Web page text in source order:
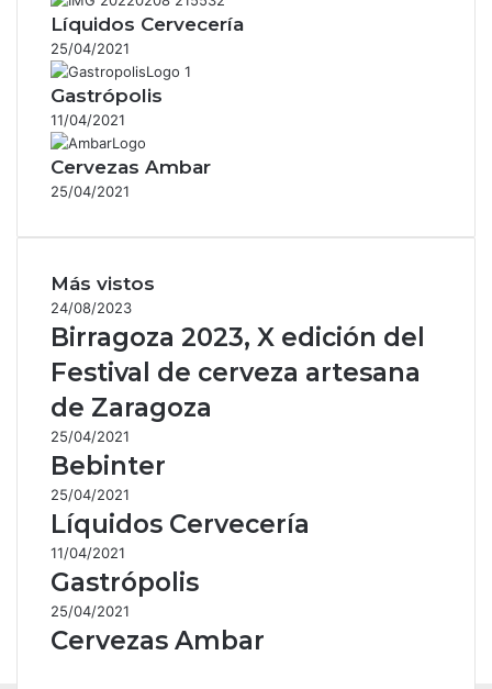
Líquidos Cervecería
25/04/2021
Gastrópolis
11/04/2021
Cervezas Ambar
25/04/2021
Más vistos
24/08/2023
Birragoza 2023, X edición del
Festival de cerveza artesana
de Zaragoza
25/04/2021
Bebinter
25/04/2021
Líquidos Cervecería
11/04/2021
Gastrópolis
25/04/2021
Cervezas Ambar